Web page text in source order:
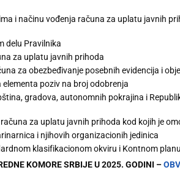
i načinu vođenja računa za uplatu javnih
delu Pravilnika
za uplatu javnih prihoda
za obezbeđivanje posebnih evidencija i
poziv na broj odobrenja
gradova, autonomnih pokrajina i
za uplatu javnih prihoda kod kojih je
i njihovih organizacionih jedinica
klasifikacionom okviru i Kontnom
KOMORE SRBIJE U 2025. GODINI –